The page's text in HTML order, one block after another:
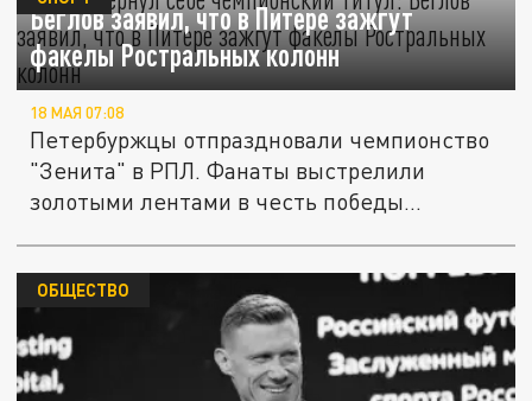
Беглов заявил, что в Питере зажгут
факелы Ростральных колонн
18 МАЯ 07:08
Петербуржцы отпраздновали чемпионство
"Зенита" в РПЛ. Фанаты выстрелили
золотыми лентами в честь победы...
ОБЩЕСТВО